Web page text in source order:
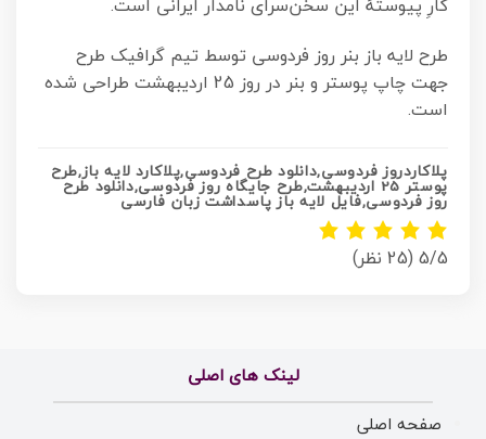
کارِ پیوستهٔ این سخن‌سرای نامدار ایرانی است.
طرح لایه باز بنر روز فردوسی توسط تیم گرافیک طرح
جهت چاپ پوستر و بنر در روز 25 اردیبهشت طراحی شده
است.
پلاکاردروز فردوسی,دانلود طرح فردوسی,پلاکارد لایه باز,طرح
پوستر 25 اردیبهشت,طرح جایگاه روز فردوسی,دانلود طرح
روز فردوسی,فایل لایه باز پاسداشت زبان فارسی
5/5 (25 نظر)
لینک های اصلی
صفحه اصلی